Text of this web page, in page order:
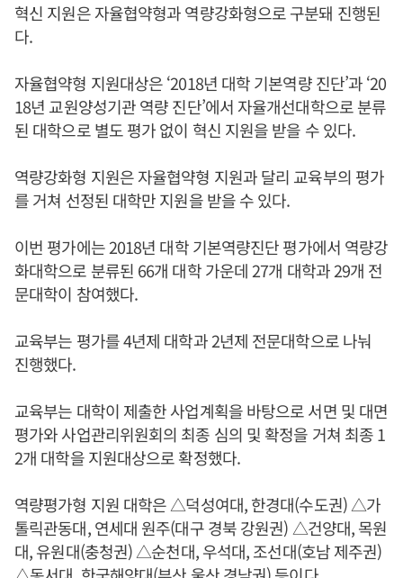
혁신 지원은 자율협약형과 역량강화형으로 구분돼 진행된
다.
자율협약형 지원대상은 ‘2018년 대학 기본역량 진단’과 ‘20
18년 교원양성기관 역량 진단’에서 자율개선대학으로 분류
된 대학으로 별도 평가 없이 혁신 지원을 받을 수 있다.
역량강화형 지원은 자율협약형 지원과 달리 교육부의 평가
를 거쳐 선정된 대학만 지원을 받을 수 있다.
이번 평가에는 2018년 대학 기본역량진단 평가에서 역량강
화대학으로 분류된 66개 대학 가운데 27개 대학과 29개 전
문대학이 참여했다.
교육부는 평가를 4년제 대학과 2년제 전문대학으로 나눠
진행했다.
교육부는 대학이 제출한 사업계획을 바탕으로 서면 및 대면
평가와 사업관리위원회의 최종 심의 및 확정을 거쳐 최종 1
2개 대학을 지원대상으로 확정했다.
역량평가형 지원 대학은 △덕성여대, 한경대(수도권) △가
톨릭관동대, 연세대 원주(대구 경북 강원권) △건양대, 목원
대, 유원대(충청권) △순천대, 우석대, 조선대(호남 제주권)